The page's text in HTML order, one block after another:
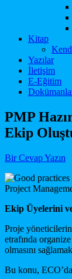
Kitap
Yazılar
İletişim
E-Eğitim
PMP
Ekip
Bir Cevap Yazın
Ekip Üyelerini
Proje
etrafında
olmasını
Bu konu,